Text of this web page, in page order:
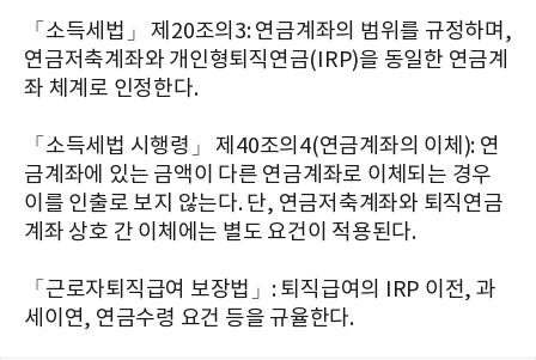
「소득세법」 제20조의3: 연금계좌의 범위를 규정하며,
연금저축계좌와 개인형퇴직연금(IRP)을 동일한 연금계
좌 체계로 인정한다.
「소득세법 시행령」 제40조의4(연금계좌의 이체): 연
금계좌에 있는 금액이 다른 연금계좌로 이체되는 경우
이를 인출로 보지 않는다. 단, 연금저축계좌와 퇴직연금
계좌 상호 간 이체에는 별도 요건이 적용된다.
「근로자퇴직급여 보장법」: 퇴직급여의 IRP 이전, 과
세이연, 연금수령 요건 등을 규율한다.